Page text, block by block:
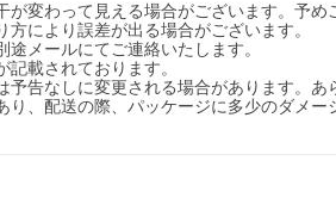
変わって見える場合がございます。予め
により誤差が出る場合がございます。
メールにてご連絡いたします。
載されております。
告なしに変更される場合があります。あ
、配送の際、パッケージに多少のダメー